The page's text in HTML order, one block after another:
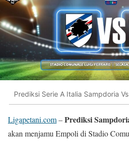
Prediksi Serie A Italia Sampdoria
Ligapetani.com–Prediksi
akan menjamu Empoli di Stadio